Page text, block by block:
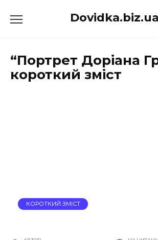
до
Dovidka.biz.ua
“Портрет Доріана
короткий зміст
КОРОТКИЙ ЗМІСТ